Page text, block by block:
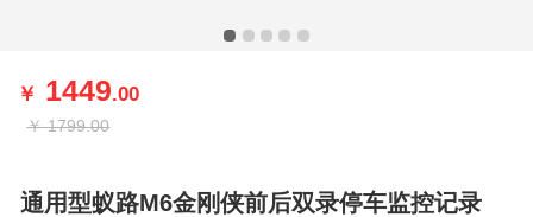
￥ 1449.00
￥ 1799.00
通用型蚁路M6金刚侠前后双录停车监控记录